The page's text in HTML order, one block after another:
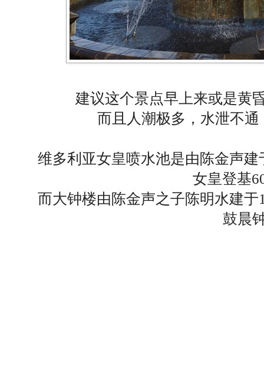
建议这个景点早上来或是黄
而且人潮极多，水泄不
维多利亚女皇喷水池是由陈金声
女皇登基
而大钟楼由陈金声之子陈明水建
鼓晨